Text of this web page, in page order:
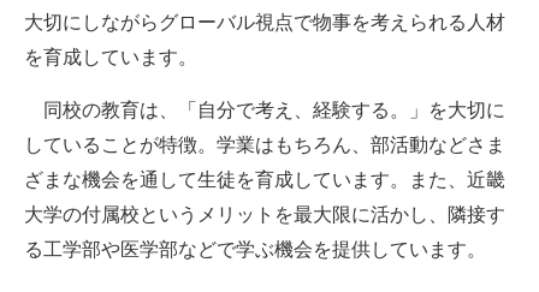
大切にしながらグローバル視点で物事を考えられる人材
を育成しています。
同校の教育は、「自分で考え、経験する。」を大切に
していることが特徴。学業はもちろん、部活動などさま
ざまな機会を通して生徒を育成しています。また、近畿
大学の付属校というメリットを最大限に活かし、隣接す
る工学部や医学部などで学ぶ機会を提供しています。